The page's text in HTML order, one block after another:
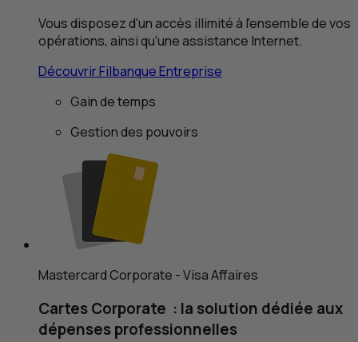
Vous disposez d'un accès illimité à l'ensemble de vos
opérations, ainsi qu'une assistance Internet.
Découvrir Filbanque Entreprise
Gain de temps
Gestion des pouvoirs
Mastercard Corporate - Visa Affaires
CartesCorporate : la solution dédiée aux
dépenses professionnelles